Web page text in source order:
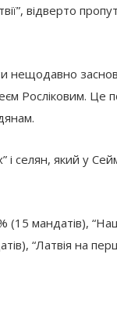
відверто
Росліковим. Це
селян, який у
(15 мандатів),
“Латвія на